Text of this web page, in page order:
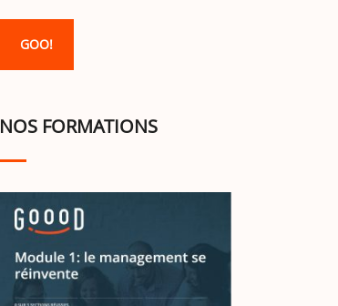
NOS FORMATIONS